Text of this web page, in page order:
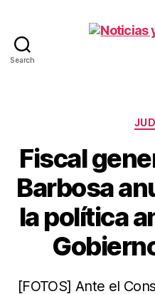
Search
Fiscal
Barbosa
la política
[FOTOS] Ante el